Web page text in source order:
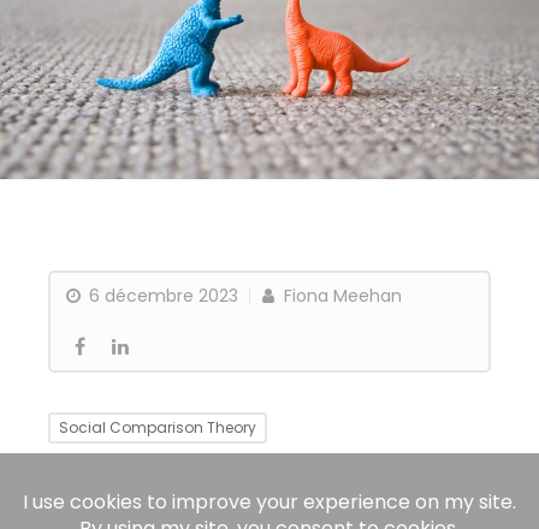
6 décembre 2023 Fiona Meehan
Social Comparison Theory